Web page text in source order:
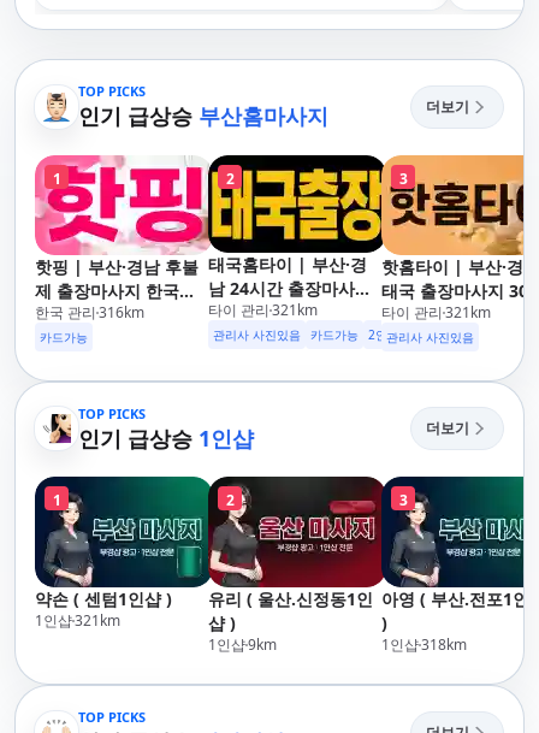
TOP PICKS
인기 급상승 부산홈마사지 더보기
1
핫핑 | 부산·경남 후불
제 출장마사지 한국인
관리사
한국 관리 316km
카드가능
2
태국홈타이 | 부산·경
남 24시간 출장마사지
후불제/해운대,사상,광
안리,남포동,구포,덕천,
산,구서,연산,서면,재
단,다대포,범일,범천,우
동,마린시티,송정,기장,
정관,일광,망미,토곡,시
청,양정,초량,사직,온
천,미남,만덕,괴정,학
장,금사,서동,반여,반
송,명륜,남천,대연,문
현,부전,개금,가야,주
례,괘법,학장,강서,신
호,서구,암남
타이 관리 321km
관리사 사진있음 카드가능 2인이상 할인 업소 이벤트중
3
핫홈타이 | 부산·경남
태국 출장마사지 30
도착 카드가능 24시
운대,사상,광안리,남
동,구포,덕천,명지,민
락,수영,동래,남산,구
서,연산,서면,재송,센
텀,송도,자갈치,하단
린시티,송정,기장,정
일광,망미,토곡,시청
정,초량,사직,온천,미
남,만덕,괴정,학장,금
사,서동,반여,반송,명
륜,남천,대연,문현,부
전,개금,가야,주례,괘
법,학장,강서,신호,서
타이 관리 321km
관리사 사진있음
TOP PICKS
인기 급상승 1인샵 더보기
1
약손 ( 센텀1인샵 )
1인샵321km
2
유리 ( 울산.신정동1인
샵 )
1인샵9km
3
아영 ( 부산.전포1인
)
1인샵318km
TOP PICKS